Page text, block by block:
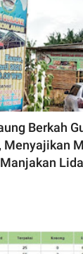
Berkah
Menyajikan